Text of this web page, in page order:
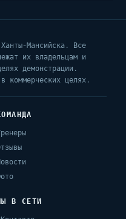
Мансийска. Все
их владельцам и
демонстрации.
коммерческих целях.
В СЕТИ